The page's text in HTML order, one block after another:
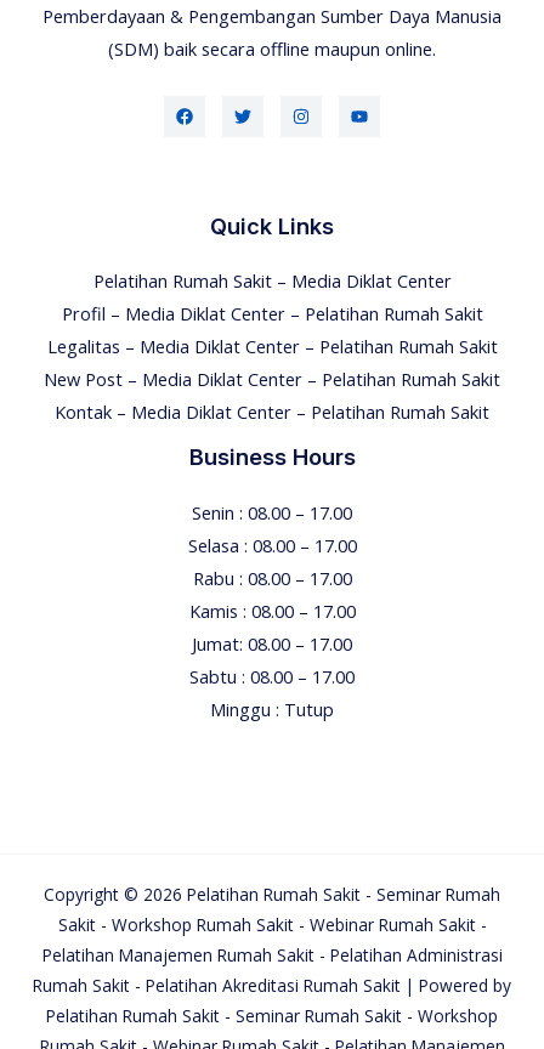
Pemberdayaan & Pengembangan Sumber Daya Manusia
(SDM) baik secara offline maupun online.
Quick Links
Pelatihan Rumah Sakit – Media Diklat Center
Profil – Media Diklat Center – Pelatihan Rumah Sakit
Legalitas – Media Diklat Center – Pelatihan Rumah Sakit
New Post – Media Diklat Center – Pelatihan Rumah Sakit
Kontak – Media Diklat Center – Pelatihan Rumah Sakit
Business Hours
Senin : 08.00 – 17.00
Selasa : 08.00 – 17.00
Rabu : 08.00 – 17.00
Kamis : 08.00 – 17.00
Jumat: 08.00 – 17.00
Sabtu : 08.00 – 17.00
Minggu : Tutup
Copyright © 2026 Pelatihan Rumah Sakit - Seminar Rumah
Sakit - Workshop Rumah Sakit - Webinar Rumah Sakit -
Pelatihan Manajemen Rumah Sakit - Pelatihan Administrasi
Rumah Sakit - Pelatihan Akreditasi Rumah Sakit | Powered by
Pelatihan Rumah Sakit - Seminar Rumah Sakit - Workshop